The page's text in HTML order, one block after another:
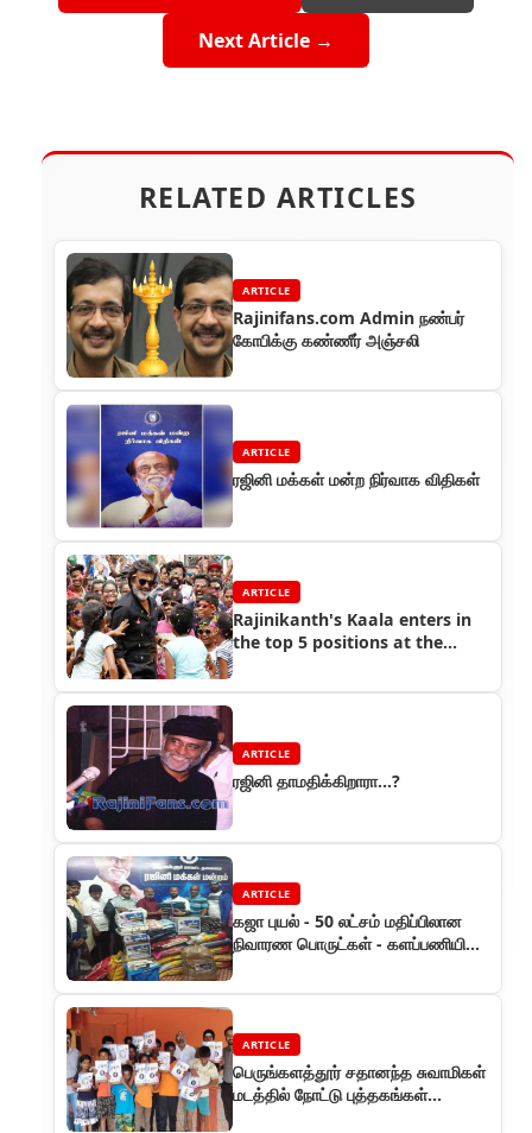
Next Article →
RELATED ARTICLES
ARTICLE
Rajinifans.com Admin நண்பர்
கோபிக்கு கண்ணீர் அஞ்சலி
ARTICLE
ரஜினி மக்கள் மன்ற நிர்வாக விதிகள்
ARTICLE
Rajinikanth's Kaala enters in
the top 5 positions at the
ARTICLE
ரஜினி தாமதிக்கிறாரா...?
ARTICLE
கஜா புயல் - 50 லட்சம் மதிப்பிலான
நிவாரண பொருட்கள் - களப்பணியில்
ARTICLE
பெருங்களத்தூர் சதானந்த சுவாமிகள்
மடத்தில் நோட்டு புத்தகங்கள்